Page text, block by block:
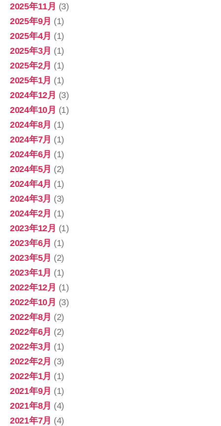
2025年11月 (3)
2025年9月 (1)
2025年4月 (1)
2025年3月 (1)
2025年2月 (1)
2025年1月 (1)
2024年12月 (3)
2024年10月 (1)
2024年8月 (1)
2024年7月 (1)
2024年6月 (1)
2024年5月 (2)
2024年4月 (1)
2024年3月 (3)
2024年2月 (1)
2023年12月 (1)
2023年6月 (1)
2023年5月 (2)
2023年1月 (1)
2022年12月 (1)
2022年10月 (3)
2022年8月 (2)
2022年6月 (2)
2022年3月 (1)
2022年2月 (3)
2022年1月 (1)
2021年9月 (1)
2021年8月 (4)
2021年7月 (4)